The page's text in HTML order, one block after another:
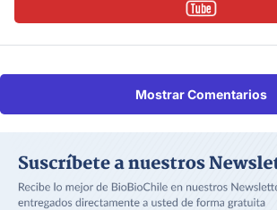
Mostrar Comentarios